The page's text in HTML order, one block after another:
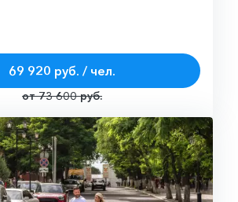
69 920 руб. / чел.
от 73 600 руб.